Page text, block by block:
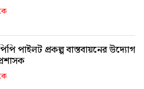
পাইলট প্রকল্প বাস্তবায়নের উদ্যোগ